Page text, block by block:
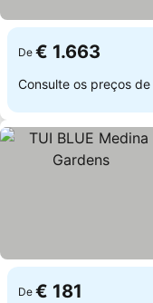
De € 1.663
Consulte os preços de
De € 181